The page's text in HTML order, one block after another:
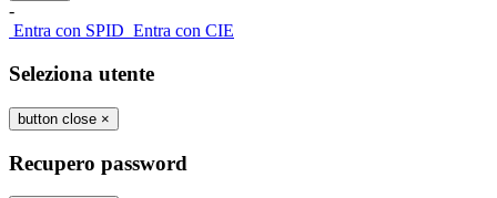
-
Entra con SPID Entra con CIE
Seleziona utente
button close ×
Recupero password